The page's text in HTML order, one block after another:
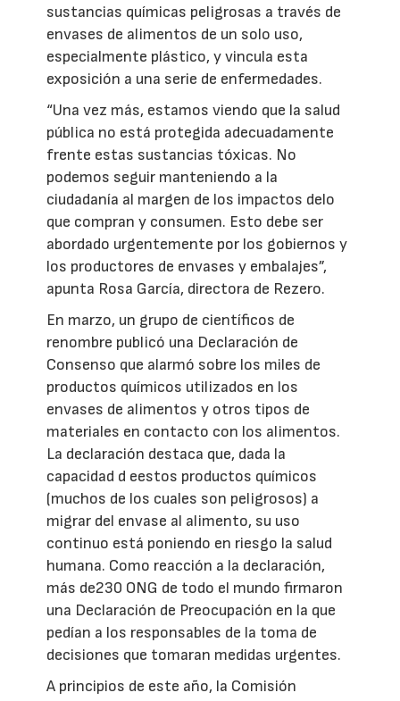
sustancias químicas peligrosas a través de
envases de alimentos de un solo uso,
especialmente plástico, y vincula esta
exposición a una serie de enfermedades.
“Una vez más, estamos viendo que la salud
pública no está protegida adecuadamente
frente estas sustancias tóxicas. No
podemos seguir manteniendo a la
ciudadanía al margen de los impactos delo
que compran y consumen. Esto debe ser
abordado urgentemente por los gobiernos y
los productores de envases y embalajes”,
apunta Rosa García, directora de Rezero.
En marzo, un grupo de científicos de
renombre publicó una Declaración de
Consenso que alarmó sobre los miles de
productos químicos utilizados en los
envases de alimentos y otros tipos de
materiales en contacto con los alimentos.
La declaración destaca que, dada la
capacidad d eestos productos químicos
(muchos de los cuales son peligrosos) a
migrar del envase al alimento, su uso
continuo está poniendo en riesgo la salud
humana. Como reacción a la declaración,
más de230 ONG de todo el mundo firmaron
una Declaración de Preocupación en la que
pedían a los responsables de la toma de
decisiones que tomaran medidas urgentes.
A principios de este año, la Comisión